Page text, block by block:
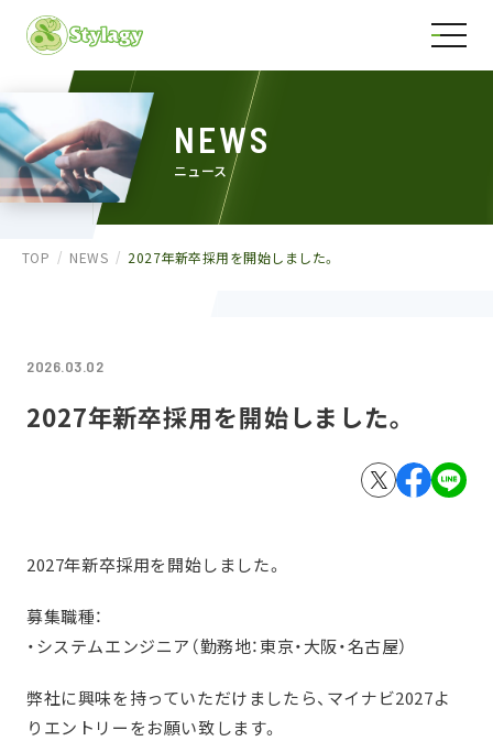
NEWS
ニュース
TOP NEWS 2027年新卒採用を開始しました。
2026.03.02
2027年新卒採用を開始しました。
2027年新卒採用を開始しました。
募集職種：
・システムエンジニア（勤務地：東京・大阪・名古屋）
弊社に興味を持っていただけましたら、マイナビ2027よ
りエントリーをお願い致します。